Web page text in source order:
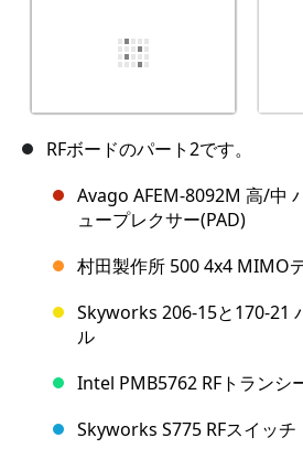
RFボードのパート2です。
Avago AFEM-8092M 高/中
ュープレクサー(PAD)
村田製作所 500 4x4 MIMO
Skyworks 206-15と170-21
ル
Intel PMB5762 RFトランシ
Skyworks S775 RFスイッチ